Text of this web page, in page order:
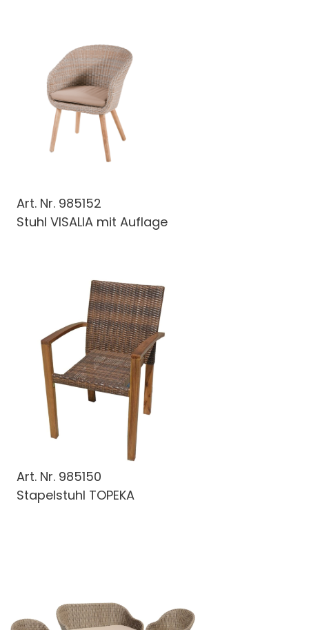
Art. Nr. 985152
Stuhl VISALIA mit Auflage
Art. Nr. 985150
Stapelstuhl TOPEKA